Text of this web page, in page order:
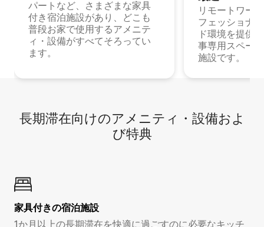
パートなど、さまざまな家具
付き宿泊施設があり、どこも
普段お家で使用するアメニテ
ィ・設備がすべてそろってい
ます。
リモートワー
フェッショナ
ド環境を提供
事専用スペー
施設です。
長期滞在向け⁠のア⁠メ⁠ニ⁠テ⁠ィ⁠・設⁠備⁠およ
び特⁠典
家具付き⁠の宿⁠泊⁠施⁠設
1か月以上の長期滞在を快適に過ごすのに必要なキッチ